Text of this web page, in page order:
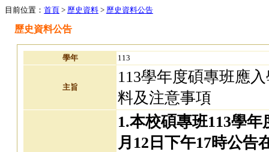
目前位置： 首頁 > 歷史資料 > 歷史資料公告
歷史資料公告
學年 113
主旨
113學年度碩專班應
料及注意事項
1.本校碩專班113學
月12日下午17時公告